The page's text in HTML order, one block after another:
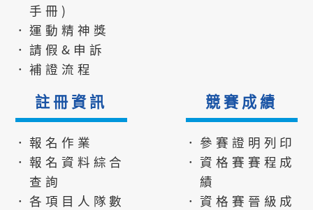
手冊)
．運動精神獎
．請假&申訴
．補證流程
註冊資訊
．報名作業
．報名資料綜合
查詢
．各項目人隊數
競賽成績
．參賽證明列印
．資格賽賽程成
績
．資格賽晉級成